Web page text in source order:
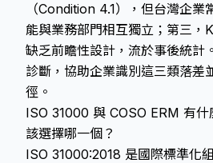
（Condition 4.1），但台灣企
能與業務部門相互獨立；第三，
缺乏前瞻性設計，流於事後統計
診斷，協助企業識別這三類落差
徑。
ISO 31000 與 COSO ERM 有
該選擇哪一個？
ISO 31000:2018 是國際標準化